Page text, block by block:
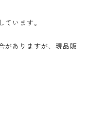
います。
がありますが、現品販